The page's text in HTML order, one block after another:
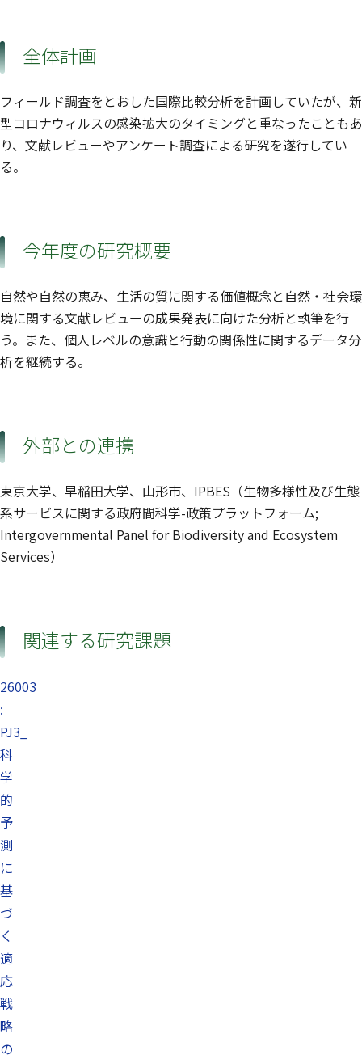
全体計画
フィールド調査をとおした国際比較分析を計画していたが、新
型コロナウィルスの感染拡大のタイミングと重なったこともあ
り、文献レビューやアンケート調査による研究を遂行してい
る。
今年度の研究概要
自然や自然の恵み、生活の質に関する価値概念と自然・社会環
境に関する文献レビューの成果発表に向けた分析と執筆を行
う。また、個人レベルの意識と行動の関係性に関するデータ分
析を継続する。
外部との連携
東京大学、早稲田大学、山形市、IPBES（生物多様性及び生態
系サービスに関する政府間科学-政策プラットフォーム;
Intergovernmental Panel for Biodiversity and Ecosystem
Services）
関連する研究課題
26003
:
PJ3_
科
学
的
予
測
に
基
づ
く
適
応
戦
略
の